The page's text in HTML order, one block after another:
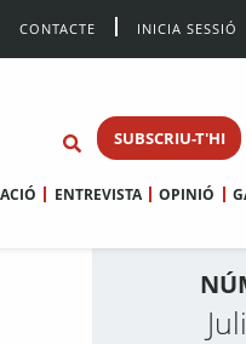
CONTACTE INICIA SESSIÓ
SUBSCRIU-T'HI
ENTREVISTA OPINIÓ